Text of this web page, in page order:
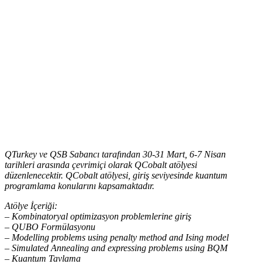
QTurkey ve QSB Sabancı tarafından 30-31 Mart, 6-7 Nisan
tarihleri arasında çevrimiçi olarak QCobalt atölyesi
düzenlenecektir. QCobalt atölyesi, giriş seviyesinde kuantum
programlama konularını kapsamaktadır.
Atölye İçeriği:
– Kombinatoryal optimizasyon problemlerine giriş
– QUBO Formülasyonu
– Modelling problems using penalty method and Ising model
– Simulated Annealing and expressing problems using BQM
– Kuantum Tavlama